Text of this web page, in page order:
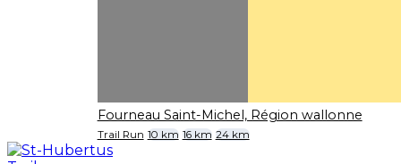
Fourneau Saint-Michel, Région wallonne
Trail Run 10 km 16 km 24 km